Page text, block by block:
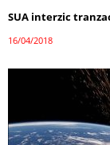
SUA interzic
16/04/2018